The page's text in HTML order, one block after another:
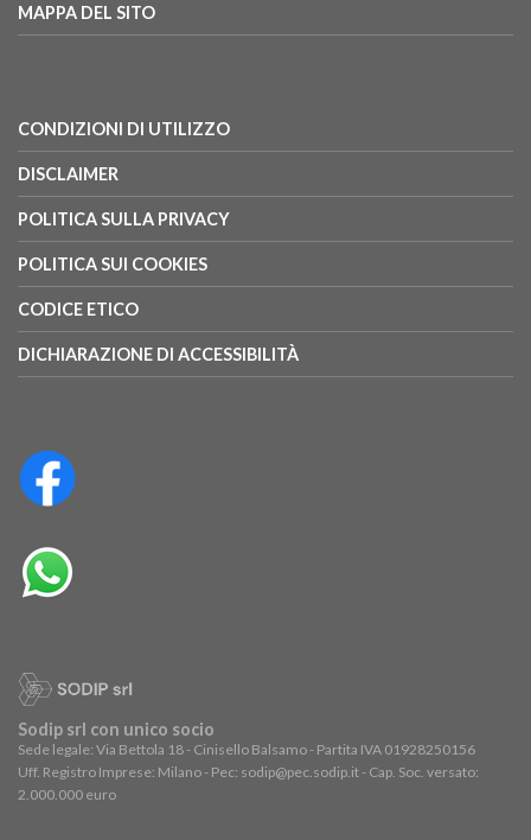
MAPPA DEL SITO
CONDIZIONI DI UTILIZZO
DISCLAIMER
POLITICA SULLA PRIVACY
POLITICA SUI COOKIES
CODICE ETICO
DICHIARAZIONE DI ACCESSIBILITÀ
Sodip srl con unico socio
Sede legale: Via Bettola 18 - Cinisello Balsamo - Partita IVA 01928250156
Uff. Registro Imprese: Milano - Pec: sodip@pec.sodip.it - Cap. Soc. versato:
2.000.000 euro